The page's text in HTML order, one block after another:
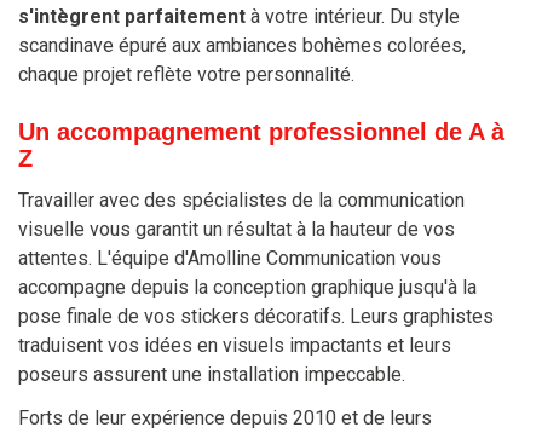
s'intègrent parfaitement à votre intérieur. Du style
scandinave épuré aux ambiances bohèmes colorées,
chaque projet reflète votre personnalité.
Un accompagnement professionnel de A à
Z
Travailler avec des spécialistes de la communication
visuelle vous garantit un résultat à la hauteur de vos
attentes. L'équipe d'Amolline Communication vous
accompagne depuis la conception graphique jusqu'à la
pose finale de vos stickers décoratifs. Leurs graphistes
traduisent vos idées en visuels impactants et leurs
poseurs assurent une installation impeccable.
Forts de leur expérience depuis 2010 et de leurs